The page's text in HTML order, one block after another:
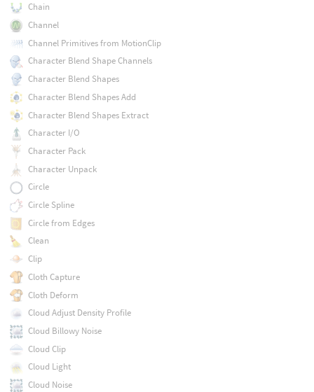
Chain
Channel
Channel Primitives from MotionClip
Character Blend Shape Channels
Character Blend Shapes
Character Blend Shapes Add
Character Blend Shapes Extract
Character I/O
Character Pack
Character Unpack
Circle
Circle Spline
Circle from Edges
Clean
Clip
Cloth Capture
Cloth Deform
Cloud Adjust Density Profile
Cloud Billowy Noise
Cloud Clip
Cloud Light
Cloud Noise